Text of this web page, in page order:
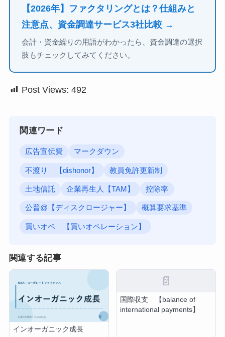
【2026年】ファクタリングとは？仕組みと
注意点、資金調達サービス3社比較 →
会計・資金繰りの用語がわかったら、資金調達の選択
肢もチェックしてみてください。
Post Views: 492
関連ワード
広告宣伝費 マークダウン
不渡り 【dishonor】 教員免許更新制
土地信託 企業再生人【TAM】 控除率
公普@【ディスクロージャー】 概算要求基準
買いオペ 【買いオペレーション】
関連する記事
インオーガニック成長
📄
国際収支 【balance of
international payments】